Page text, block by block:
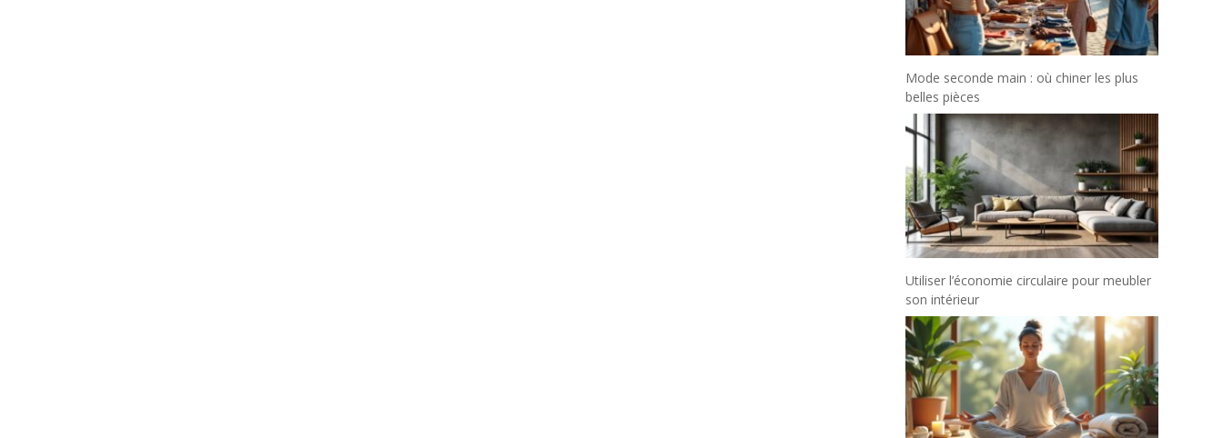
Mode seconde main : où chiner les plus
belles pièces
Utiliser l’économie circulaire pour meubler
son intérieur